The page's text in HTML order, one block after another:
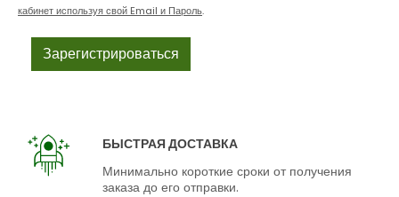
кабинет используя свой Email и Пароль.
БЫСТРАЯ ДОСТАВКА
Минимально короткие сроки от получения
заказа до его отправки.